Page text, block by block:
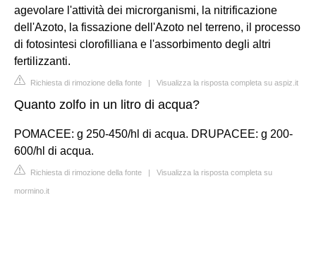
agevolare l'attività dei microrganismi, la nitrificazione
dell'Azoto, la fissazione dell'Azoto nel terreno, il processo
di fotosintesi clorofilliana e l'assorbimento degli altri
fertilizzanti.
Richiesta di rimozione della fonte | Visualizza la risposta completa su aspiz.it
Quanto zolfo in un litro di acqua?
POMACEE: g 250-450/hl di acqua. DRUPACEE: g 200-
600/hl di acqua.
Richiesta di rimozione della fonte | Visualizza la risposta completa su
mormino.it